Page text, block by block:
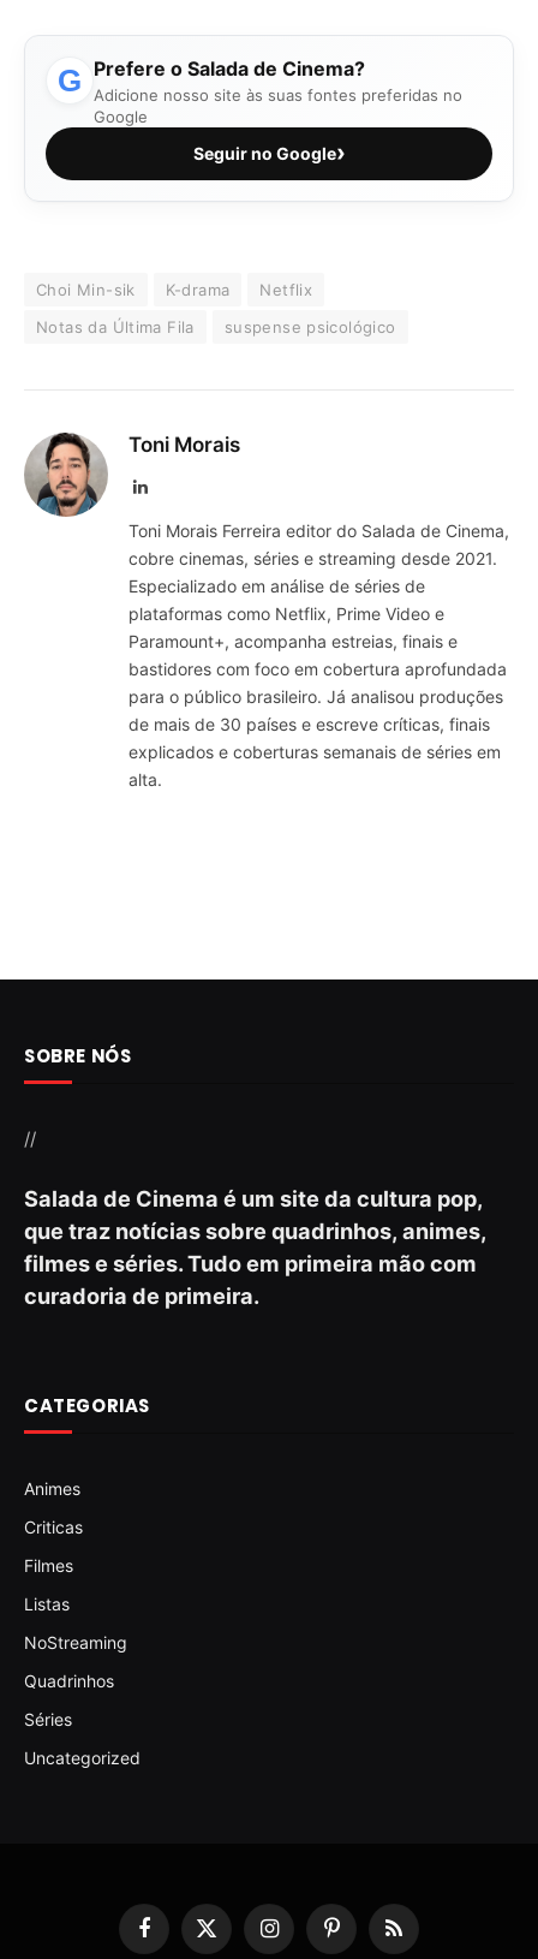
G Prefere o Salada de Cinema?
Adicione nosso site às suas fontes preferidas no
Google
Seguir no Google›
Choi Min-sik K-drama
Netflix
Notas da Última Fila
suspense psicológico
Toni Morais
LinkedIn
Toni Morais Ferreira editor do Salada de Cinema,
cobre cinemas, séries e streaming desde 2021.
Especializado em análise de séries de
plataformas como Netflix, Prime Video e
Paramount+, acompanha estreias, finais e
bastidores com foco em cobertura aprofundada
para o público brasileiro. Já analisou produções
de mais de 30 países e escreve críticas, finais
explicados e coberturas semanais de séries em
alta.
SOBRE NÓS
//
Salada de Cinema é um site da cultura pop,
que traz notícias sobre quadrinhos, animes,
filmes e séries. Tudo em primeira mão com
curadoria de primeira.
CATEGORIAS
Animes
Criticas
Filmes
Listas
NoStreaming
Quadrinhos
Séries
Uncategorized
Facebook
X
InstagramPinterestRSS